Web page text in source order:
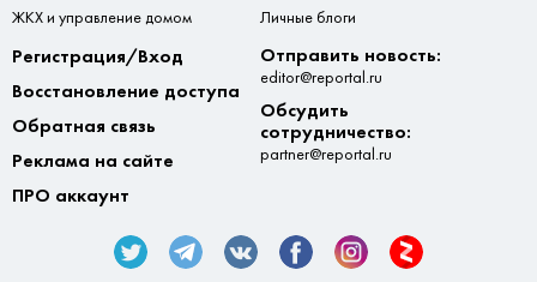
ЖКХ и управление домом
Личные блоги
Регистрация/Вход
Восстановление доступа
Обратная связь
Реклама на сайте
ПРО аккаунт
Отправить новость:
editor@reportal.ru
Обсудить
сотрудничество:
partner@reportal.ru